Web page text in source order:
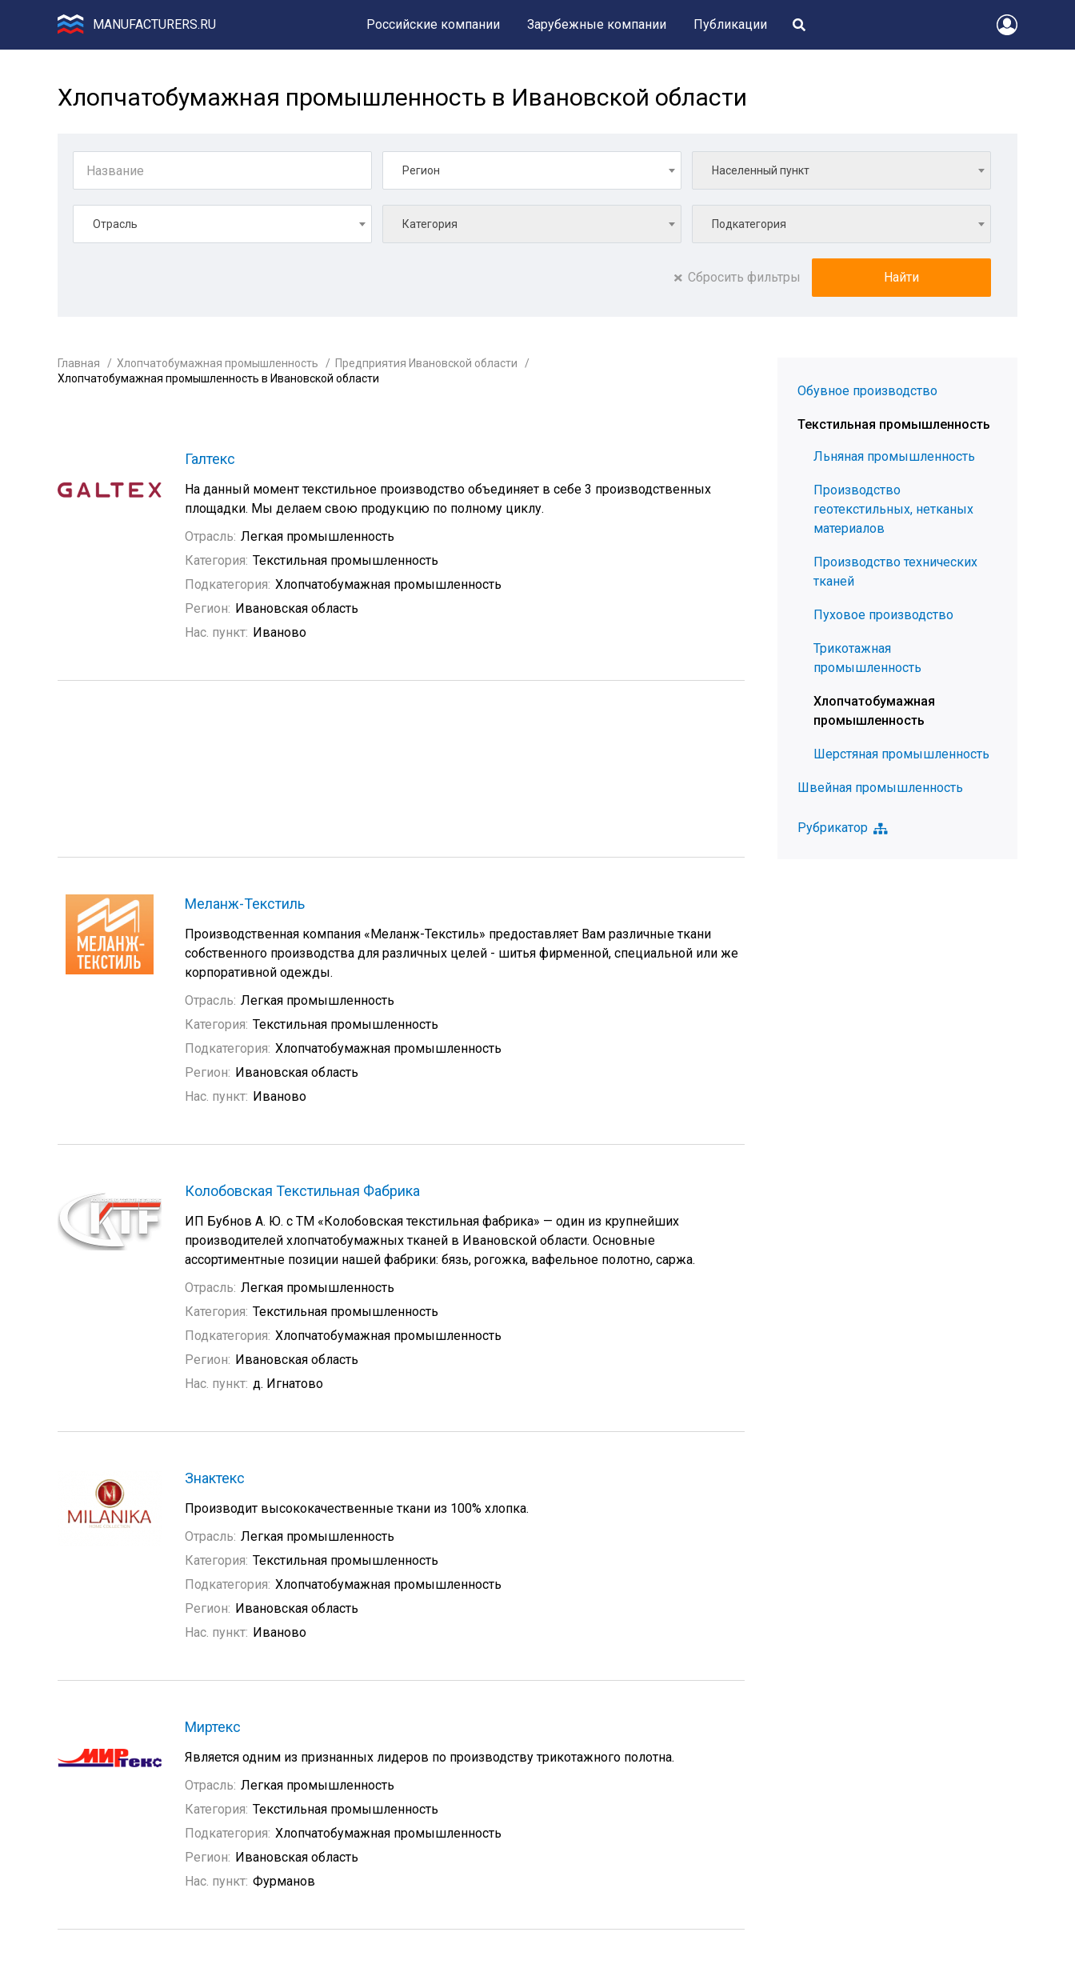
MANUFACTURERS.RU Российские компании Зарубежные компании Публикации
Хлопчатобумажная промышленность в Ивановской области
Регион Населенный пункт
Отрасль Категория Подкатегория
Сбросить фильтры
Главная Хлопчатобумажная промышленность
Предприятия Ивановской области
Хлопчатобумажная промышленность в Ивановской области
Галтекс
На данный момент текстильное производство объединяет в себе 3 производственных
площадки. Мы делаем свою продукцию по полному циклу.
Отрасль: Легкая промышленность
Категория: Текстильная промышленность
Подкатегория: Хлопчатобумажная промышленность
Регион: Ивановская область
Нас. пункт: Иваново
Меланж-Текстиль
Производственная компания «Меланж-Текстиль» предоставляет Вам различные ткани
собственного производства для различных целей - шитья фирменной, специальной или же
корпоративной одежды.
Отрасль: Легкая промышленность
Категория: Текстильная промышленность
Подкатегория: Хлопчатобумажная промышленность
Регион: Ивановская область
Нас. пункт: Иваново
Колобовская Текстильная Фабрика
ИП Бубнов А. Ю. с ТМ «Колобовская текстильная фабрика» — один из крупнейших
производителей хлопчатобумажных тканей в Ивановской области. Основные
ассортиментные позиции нашей фабрики: бязь, рогожка, вафельное полотно, саржа.
Отрасль: Легкая промышленность
Категория: Текстильная промышленность
Подкатегория: Хлопчатобумажная промышленность
Регион: Ивановская область
Нас. пункт: д. Игнатово
Знактекс
Производит высококачественные ткани из 100% хлопка.
Отрасль: Легкая промышленность
Категория: Текстильная промышленность
Подкатегория: Хлопчатобумажная промышленность
Регион: Ивановская область
Нас. пункт: Иваново
Миртекс
Является одним из признанных лидеров по производству трикотажного полотна.
Отрасль: Легкая промышленность
Категория: Текстильная промышленность
Подкатегория: Хлопчатобумажная промышленность
Регион: Ивановская область
Нас. пункт: Фурманов
Обувное производство
Текстильная промышленность
Льняная промышленность
Производство
геотекстильных, нетканых
материалов
Производство технических
тканей
Пуховое производство
Трикотажная
промышленность
Хлопчатобумажная
промышленность
Шерстяная промышленность
Швейная промышленность
Рубрикатор